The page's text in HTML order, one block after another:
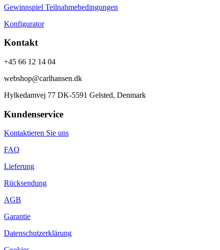
Gewinnspiel Teilnahmebedingungen
Konfigurator
Kontakt
+45 66 12 14 04
webshop@carlhansen.dk
Hylkedamvej 77 DK-5591 Gelsted, Denmark
Kundenservice
Kontaktieren Sie uns
FAQ
Lieferung
Rücksendung
AGB
Garantie
Datenschutzerklärung